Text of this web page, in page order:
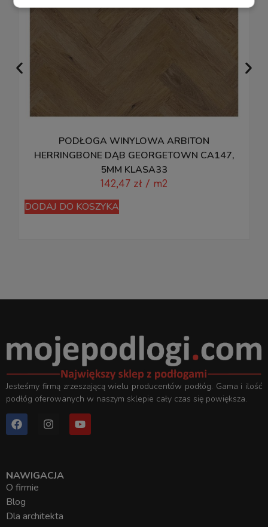
PODŁOGA WINYLOWA ARBITON
HERRINGBONE DĄB GEORGETOWN CA147,
5MM KLASA33
142,47 zł / m2
DODAJ DO KOSZYKA
Jesteśmy firmą zrzeszającą wielu producentów podłóg. Gama i ilość
podłóg oferowanych w naszym sklepie cały czas się powiększa.
NAWIGACJA
O firmie
Blog
Dla architekta